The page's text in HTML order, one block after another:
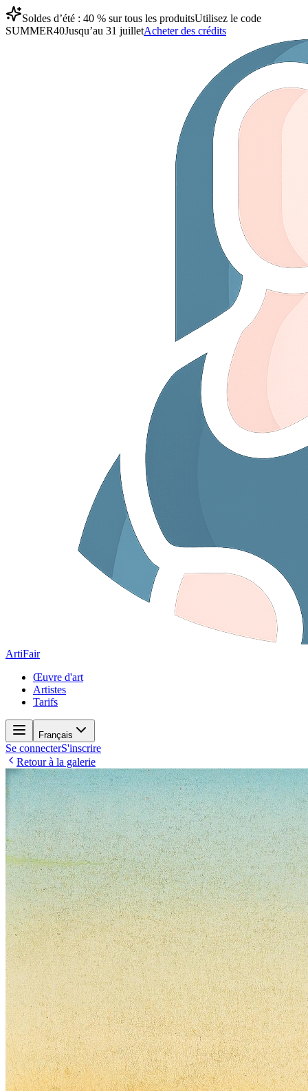
Soldes d’été : 40 % sur tous les produitsUtilisez le code
SUMMER40Jusqu’au 31 juilletAcheter des crédits
ArtiFair
Œuvre d'art
Artistes
Tarifs
Français
Se connecterS'inscrire
Retour à la galerie